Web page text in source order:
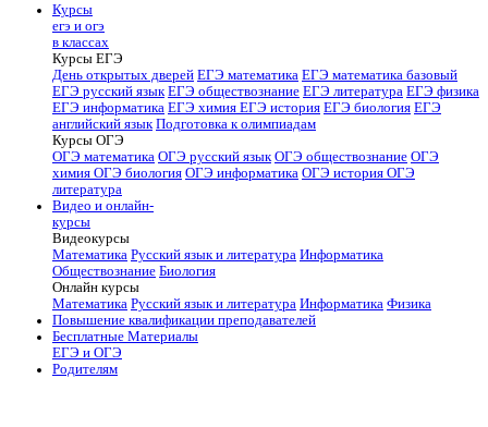
Курсы
егэ и огэ
в классах
Курсы ЕГЭ
День открытых дверей ЕГЭ математика ЕГЭ математика базовый
ЕГЭ русский язык ЕГЭ обществознание ЕГЭ литература ЕГЭ физика
ЕГЭ информатика ЕГЭ химия ЕГЭ история ЕГЭ биология ЕГЭ
английский язык Подготовка к олимпиадам
Курсы ОГЭ
ОГЭ математика ОГЭ русский язык ОГЭ обществознание ОГЭ
химия ОГЭ биология ОГЭ информатика ОГЭ история ОГЭ
литература
Видео и онлайн-
курсы
Видеокурсы
Математика Русский язык и литература Информатика
Обществознание Биология
Онлайн курсы
Математика Русский язык и литература Информатика Физика
Повышение квалификации преподавателей
Бесплатные Материалы
ЕГЭ и ОГЭ
Родителям